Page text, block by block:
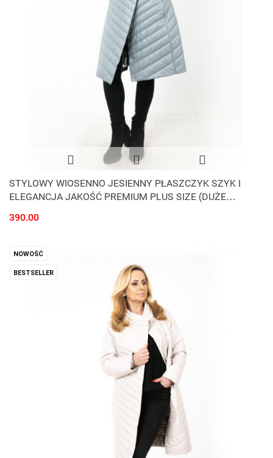
STYLOWY WIOSENNO JESIENNY PŁASZCZYK SZYK I
ELEGANCJA JAKOŚĆ PREMIUM PLUS SIZE (DUŻE
390.00
NOWOŚĆ
BESTSELLER